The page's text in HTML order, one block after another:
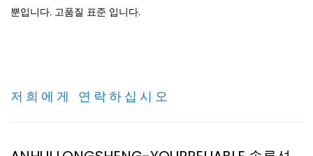
뿐입니다. 고품질 표준 입니다.
저희에게 연락하십시오